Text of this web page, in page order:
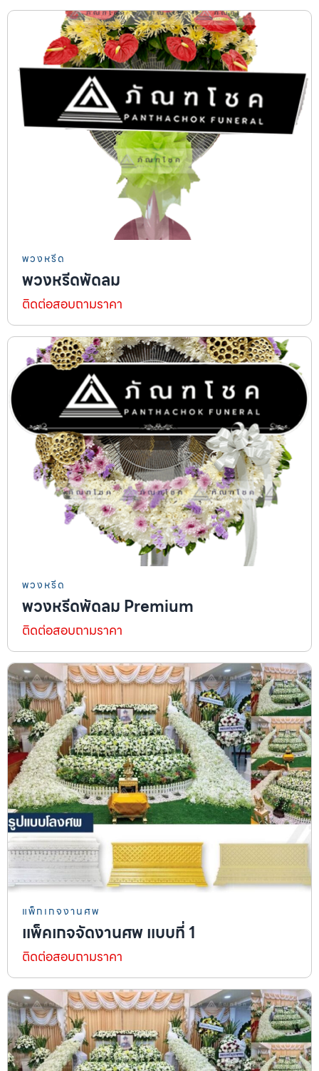
พวงหรีด
พวงหรีดพัดลม
ติดต่อสอบถามราคา
พวงหรีด
พวงหรีดพัดลม Premium
ติดต่อสอบถามราคา
แพ็กเกจงานศพ
แพ็คเกจจัดงานศพ แบบที่ 1
ติดต่อสอบถามราคา